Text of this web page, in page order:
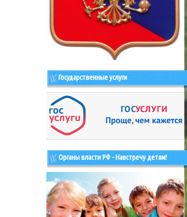
Государственные услуги
Органы власти РФ - Навстречу детям!